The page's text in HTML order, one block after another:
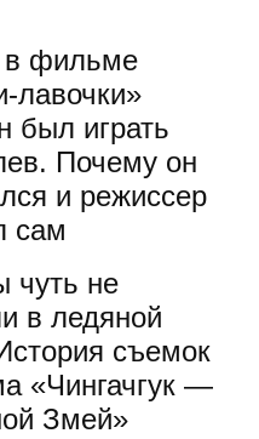
в фильме
лавочки»
был играть
Почему он
и режиссер
сам
чуть не
в ледяной
съемок
«Чингачгук —
Змей»